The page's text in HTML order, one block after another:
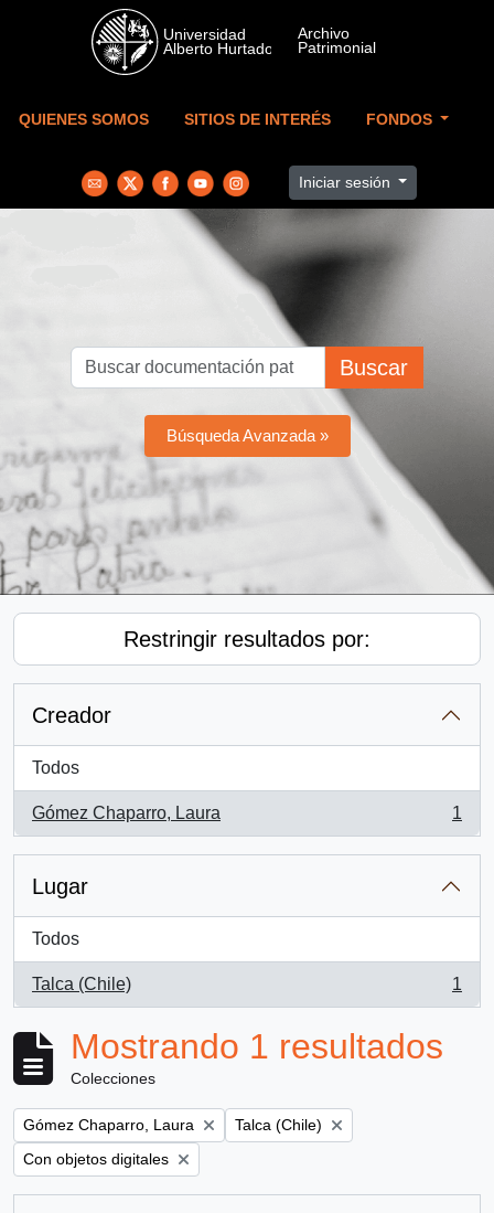
Skip to main content
QUIENES SOMOS SITIOS DE INTERÉS FONDOS
Iniciar sesión
Buscar
Búsqueda Avanzada »
Restringir resultados por:
Creador
Todos
Gómez Chaparro, Laura
, 1 resultados
1
Lugar
Todos
Talca (Chile)
, 1 resultados
1
Mostrando 1 resultados
Colecciones
Remove filter:
Gómez Chaparro, Laura Remove filter:
Talca (Chile)
Remove filter:
Con objetos digitales